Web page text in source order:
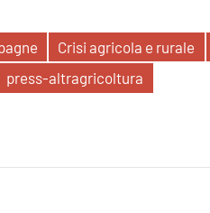
Crisi agricola e rurale
press-altragricoltura